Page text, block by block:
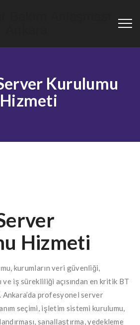
Kurulumu
Hizmeti
Hizmeti
kurumların veri güvenliği,
iş sürekliliği açısından en kritik BT
Ankara’da profesyonel server
seçimi, işletim sistemi kurulumu,
sanallaştırma, yedekleme